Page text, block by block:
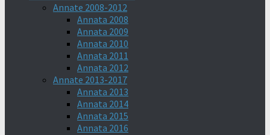
Annate 2008-2012
Annata 2008
Annata 2009
Annata 2010
Annata 2011
Annata 2012
Annate 2013-2017
Annata 2013
Annata 2014
Annata 2015
Annata 2016